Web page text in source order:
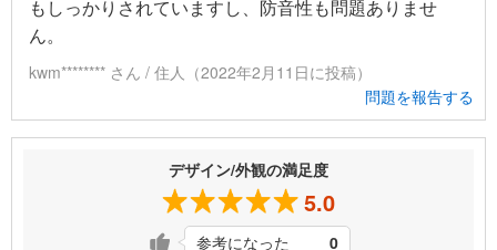
もしっかりされていますし、防音性も問題ありませ
ん。
kwm******** さん / 住人（2022年2月11日に投稿）
問題を報告する
デザイン/外観の満足度
5.0
参考になった 0